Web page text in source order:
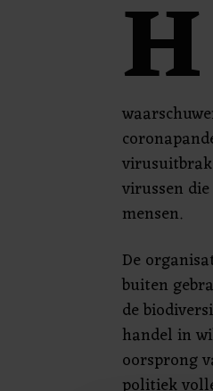
H
virussen
mensen.
De
buiten
de
handel in
oorsprong